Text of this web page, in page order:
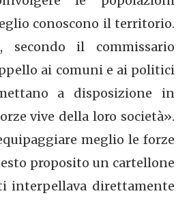
conoscono il territorio.
secondo il commissario
ai comuni e ai politici
a disposizione in
vive della loro società».
meglio le forze
proposito un cartellone
interpellava direttamente